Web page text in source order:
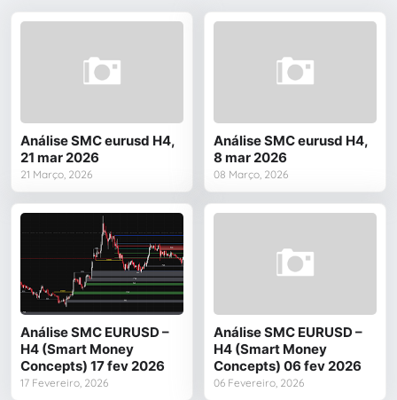
Análise SMC eurusd H4,
21 mar 2026
21 Março, 2026
Análise SMC eurusd H4,
8 mar 2026
08 Março, 2026
Análise SMC EURUSD –
H4 (Smart Money
Concepts) 17 fev 2026
17 Fevereiro, 2026
Análise SMC EURUSD –
H4 (Smart Money
Concepts) 06 fev 2026
06 Fevereiro, 2026